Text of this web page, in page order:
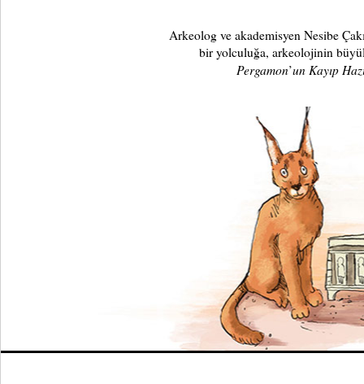
Arkeolog ve akademisyen Nesibe
bir yolculuğa, arkeolojinin
Pergamon’un Kayıp